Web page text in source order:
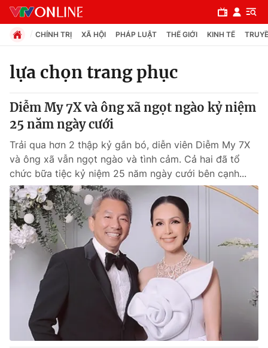
Chuyên mục
Chính trị
Xã hội
Pháp luật
Y tế
Thế giới
Tin tức
Thế giới đó đây
Câu chuyện quốc tế
Kinh tế
Tài chính
Thị trường
Dữ liệu và đời sống
CHÍNH TRỊ XÃ HỘI PHÁP LUẬT THẾ GIỚI KINH TẾ
lựa chọn trang phục
Diễm My 7X và ông xã ngọt ngào kỷ niệm
25 năm ngày cưới
Trải qua hơn 2 thập kỷ gắn bó, diễn viên Diễm My 7X
và ông xã vẫn ngọt ngào và tình cảm. Cả hai đã tổ
chức bữa tiệc kỷ niệm 25 năm ngày cưới bên cạnh...